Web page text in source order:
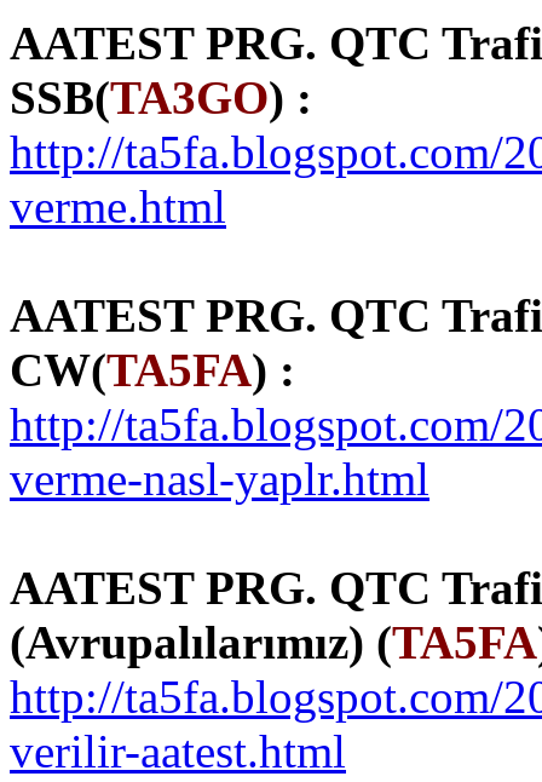
AATEST PRG. QTC
SSB(TA3GO) :
http://ta5fa.blogspot.com/
verme.html
AATEST PRG. QTC
CW(TA5FA) :
http://ta5fa.blogspot.com/
verme-nasl-yaplr.html
AATEST PRG. QTC
(Avrupalılarımız) (TA5FA
http://ta5fa.blogspot.com/
verilir-aatest.html